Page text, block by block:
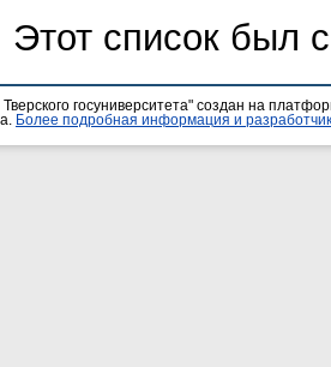
Этот список был
госуниверситета" создан на
Более подробная информация и